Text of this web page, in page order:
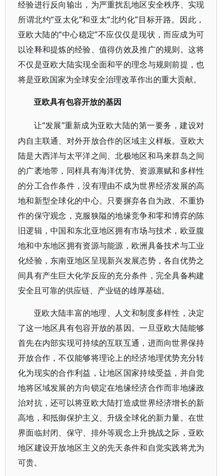
经验进行反向输出，为严重扰乱地区安全秩序、实现
所谓北约“亚太化”和亚太“北约化”目标开路。因此，
亚欧大陆的“中心稳定”不应仅仅是现状，而应成为可
以诠释和提炼的经验、值得仿效及推广的规则。这将
不仅是亚欧大陆实现全面和平的理念与规则前提，也
将是亚欧国家为全球安全治理改革作出的重大贡献。
亚欧具有包容开放的基因
让“发展”重新成为亚欧大陆的第一要务，建设对
内自主联通、对外开放合作的区域主义样板。亚欧大
陆是大西洋与太平洋之间、北极地区和马来群岛之间
的广袤地带，同样具有海洋优势、资源禀赋和多样性
的分工合作条件，没有理由不成为世界经济发展的高
地和新型全球化的中心。只要摒弃各自为政、不重协
作的保守观念，克服狭隘的地缘竞争和零和博弈的陈
旧逻辑，中国和东北亚地区拥有市场与技术，欧亚腹
地和中东地区拥有资源与能源，欧洲具备技术与工业
化经验，东南亚地区呈现新兴发展态势，各自优势之
间具有产生巨大化学反应的充分条件，完全具备构建
安全且可靠的供应链、产业链的雄厚基础。
亚欧大陆丰富的地理、人文和制度多样性，决定
了这一地区具有包容开放的基因。一旦亚欧大陆能够
首先在内部实现可持续的互联互通，进而向世界保持
开放合作，不仅能够将理论上的经济地理优势充分转
化为现实的合作利益，让地区国家持续受益，并自觉
地将区域发展的方向锁定在地缘经济合作而非地缘政
治对抗，还可以将亚欧大陆打造成世界经济增长的新
高地，和抵御保护主义、升级全球化的新力量。在世
界面临封闭、保守、排外等观念上升挑战之际，亚欧
地区建设开放地区主义的先天条件和自觉实践将尤为
可贵。